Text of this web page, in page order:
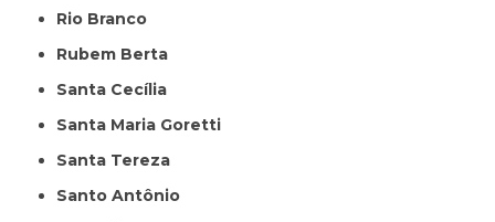
Rio Branco
Rubem Berta
Santa Cecília
Santa Maria Goretti
Santa Tereza
Santo Antônio